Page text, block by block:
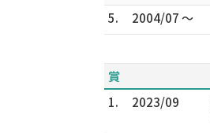
5.
2004/07 ～
賞
1.
2023/09